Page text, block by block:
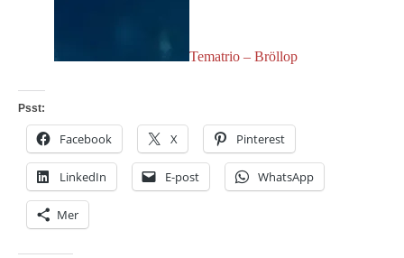
Tematrio – Bröllop
Psst:
Facebook X Pinterest
LinkedIn E-post WhatsApp
Mer